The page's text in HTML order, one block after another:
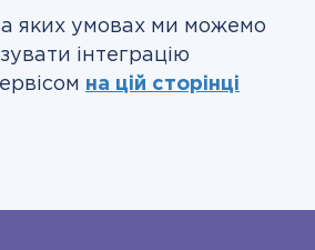
яких умовах ми можемо
інтеграцію
на цій сторінці